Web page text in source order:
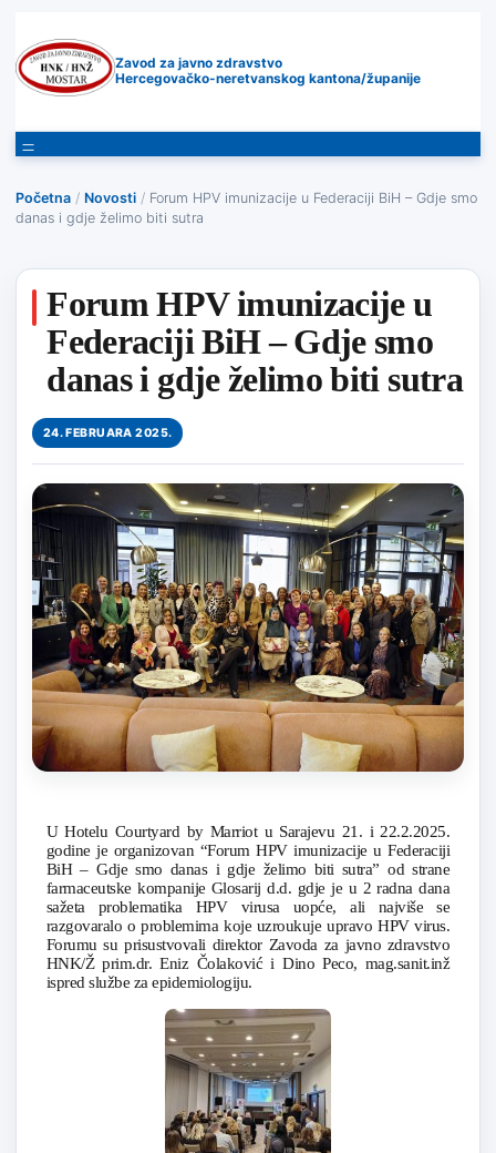
Zavod za javno zdravstvo
Hercegovačko-neretvanskog kantona/županije
Početna / Novosti / Forum HPV imunizacije u Federaciji BiH – Gdje smo
danas i gdje želimo biti sutra
Forum HPV imunizacije u
Federaciji BiH – Gdje smo
danas i gdje želimo biti sutra
24. FEBRUARA 2025.
U Hotelu Courtyard by Marriot u Sarajevu 21. i 22.2.2025.
godine je organizovan “Forum HPV imunizacije u Federaciji
BiH – Gdje smo danas i gdje želimo biti sutra” od strane
farmaceutske kompanije Glosarij d.d. gdje je u 2 radna dana
sažeta problematika HPV virusa uopće, ali najviše se
razgovaralo o problemima koje uzroukuje upravo HPV virus.
Forumu su prisustvovali direktor Zavoda za javno zdravstvo
HNK/Ž prim.dr. Eniz Čolaković i Dino Peco, mag.sanit.inž
ispred službe za epidemiologiju.